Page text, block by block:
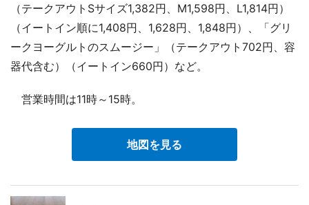
（テークアウトSサイズ1,382円、M1,598円、L1,814円）
（イートイン順に1,408円、1,628円、1,848円）、「グリ
ークヨーグルトのスムージー」（テークアウト702円、容
器代含む）（イートイン660円）など。
営業時間は11時～15時。
地図を見る